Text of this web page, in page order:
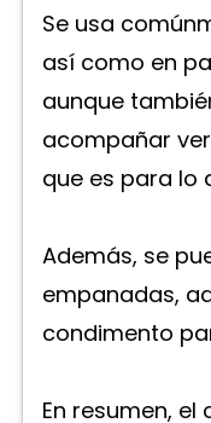
Se usa
así como en
aunque
acompañar
que es para lo
Además, se
empanadas,
condimento
En resumen,